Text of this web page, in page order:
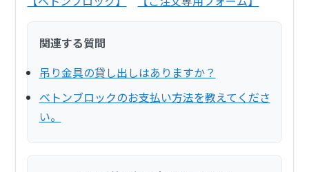
関連する質問
吊り金具の貸し出しはありますか？
べトンブロックのお支払い方法を教えてくださ
い。